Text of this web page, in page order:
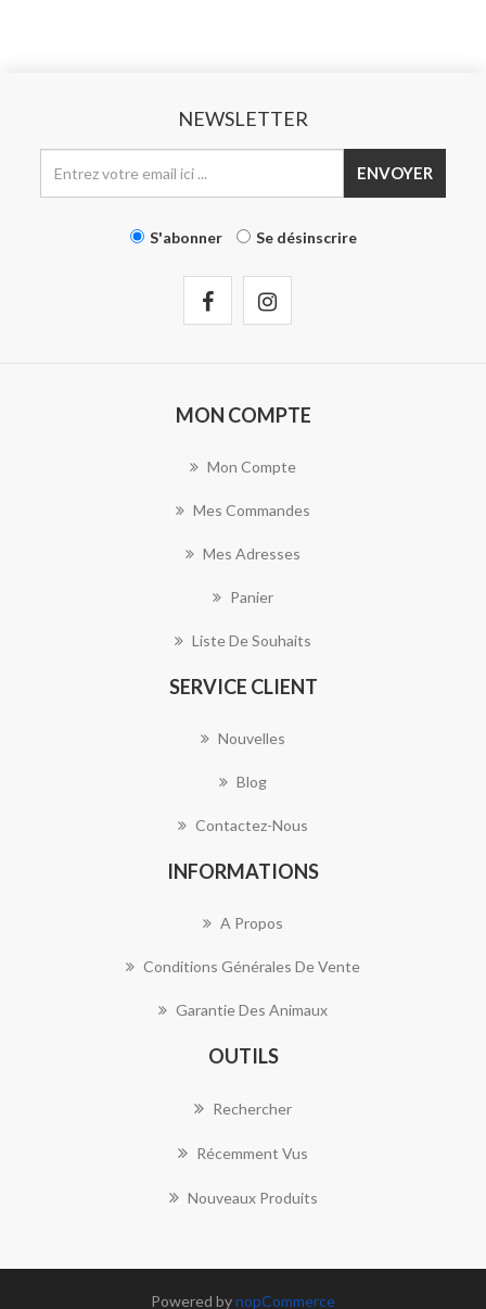
NEWSLETTER
ENVOYER
S'abonner Se désinscrire
MON COMPTE
Mon Compte
Mes Commandes
Mes Adresses
Panier
Liste De Souhaits
SERVICE CLIENT
Nouvelles
Blog
Contactez-Nous
INFORMATIONS
A Propos
Conditions Générales De Vente
Garantie Des Animaux
OUTILS
Rechercher
Récemment Vus
Nouveaux Produits
Powered bynopCommerce